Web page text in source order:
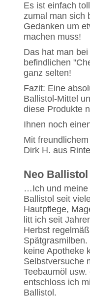
Es ist einfach
zumal man sich
Gedanken um
machen muss!
Das hat man
befindlichen
ganz selten!
Fazit: Eine
Ballistol-Mittel
diese Produkte
Ihnen noch
Mit
Dirk H. aus
Neo
…Ich und meine
Ballistol seit
Hautpflege,
litt ich seit
Herbst
keine Apotheke
Selbstversuche
Teebaumöl
entschloss ich
Ballistol.